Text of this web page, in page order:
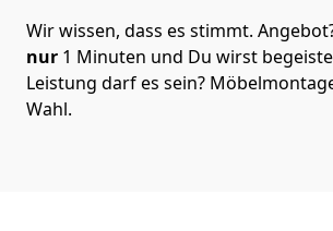
Wir wissen, dass es stimmt.
nur 1 Minuten und Du wirst
Leistung darf es sein?
Wahl.